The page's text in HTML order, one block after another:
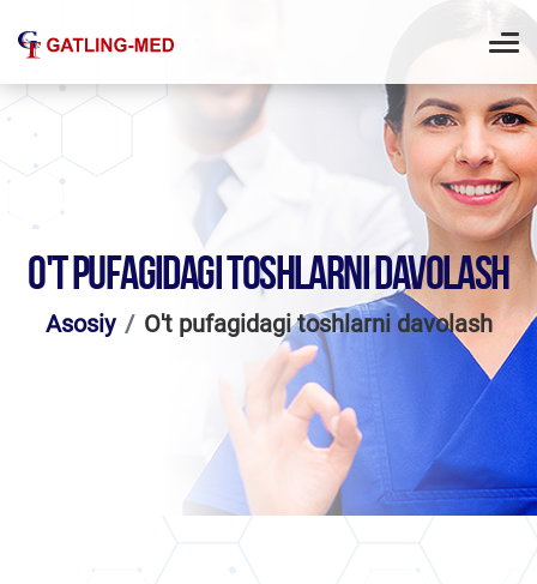
O'T PUFAGIDAGI TOSHLARNI DAVOLASH
Asosiy O't pufagidagi toshlarni davolash